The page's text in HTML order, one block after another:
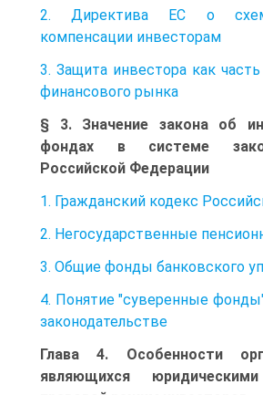
2. Директива ЕС о
компенсации инвесторам
3. Защита инвестора как часть
финансового рынка
§ 3. Значение закона об
фондах в системе
Российской Федерации
1. Гражданский кодекс
2. Негосударственные
3. Общие фонды банковского
4. Понятие "суверенные
законодательстве
Глава 4. Особенности
являющихся